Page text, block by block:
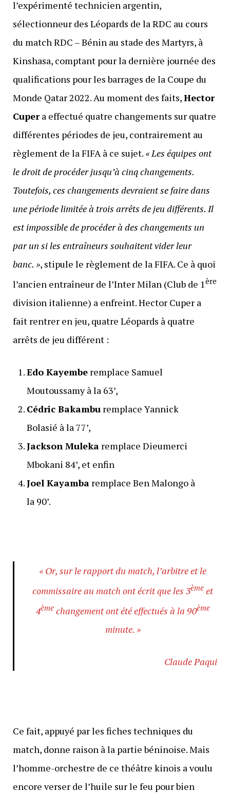
l’expérimenté technicien argentin,
sélectionneur des Léopards de la RDC au cours
du match RDC – Bénin au stade des Martyrs, à
Kinshasa, comptant pour la dernière journée des
qualifications pour les barrages de la Coupe du
Monde Qatar 2022. Au moment des faits,Hector
Cupera effectué quatre changements sur quatre
différentes périodes de jeu, contrairement au
règlement de la FIFA à ce sujet. « Les équipes ont
le droit de procéder jusqu’à cinq changements.
Toutefois, ces changements devraient se faire dans
une période limitée à trois arrêts de jeu différents. Il
est impossible de procéder à des changements un
par un si les entraîneurs souhaitent vider leur
banc. », stipule le règlement de la FIFA. Ce à quoi
l’ancien entraîneur de l’Inter Milan (Club de 1ère
division italienne) a enfreint. Hector Cuper a
fait rentrer en jeu, quatre Léopards à quatre
arrêts de jeu différent :
Edo Kayemberemplace Samuel
Moutoussamy à la 63’,
Cédric Bakamburemplace Yannick
Bolasié à la 77’,
Jackson Mulekaremplace Dieumerci
Mbokani 84’, et enfin
Joel Kayambaremplace Ben Malongo à
la 90’.
« Or, sur le rapport du match, l’arbitre et le
commissaire au match ont écrit que les 3ème et
4èmechangement ont été effectués à la 90ème
minute. »
Claude Paqui
Ce fait, appuyé par les fiches techniques du
match, donne raison à la partie béninoise. Mais
l’homme-orchestre de ce théâtre kinois a voulu
encore verser de l’huile sur le feu pour bien